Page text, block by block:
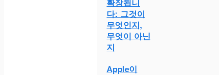
확장됩니
다: 그것이
무엇인지,
무엇이 아닌
지
Apple이